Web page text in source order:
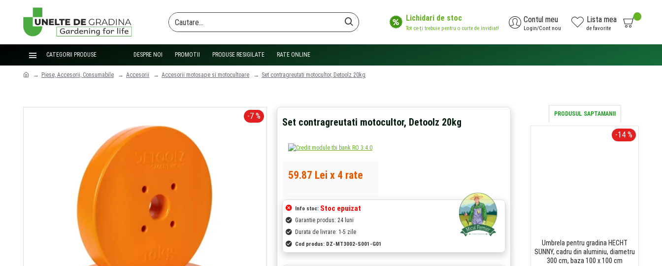
Lichidari de stoc
Tot ce-ți trebuie pentru o curte de invidiat!
Contul meu
Login/Cont nou
Lista mea
de favorite
CATEGORII PRODUSE DESPRE NOI PROMOTII PRODUSE RESIGILATE RATE ONLINE
Piese, Accesorii, Consumabile Accesorii Accesorii motosape si motocultoare Set contragreutati motocultor, Detoolz 20kg
-7 %
Set contragreutati motocultor, Detoolz 20kg
Info stoc: Stoc epuizat
Garantie produs: 24 luni
Durata de livrare: 1-5 zile
Cod produs: DZ-MT3002-S001-G01
59.87 Lei x 4 rate
PRODUSUL SAPTAMANII
-14 %
Umbrela pentru gradina HECHT
SUNNY, cadru din aluminiu, diametru
300 cm, baza 100 x 100 cm